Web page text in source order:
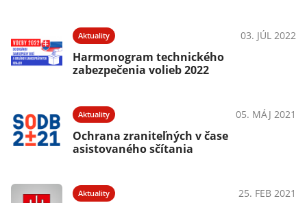
Aktuality 03. JÚL 2022
Harmonogram technického
zabezpečenia volieb 2022
Aktuality 05. MÁJ 2021
Ochrana zraniteľných v čase
asistovaného sčítania
Aktuality 25. FEB 2021